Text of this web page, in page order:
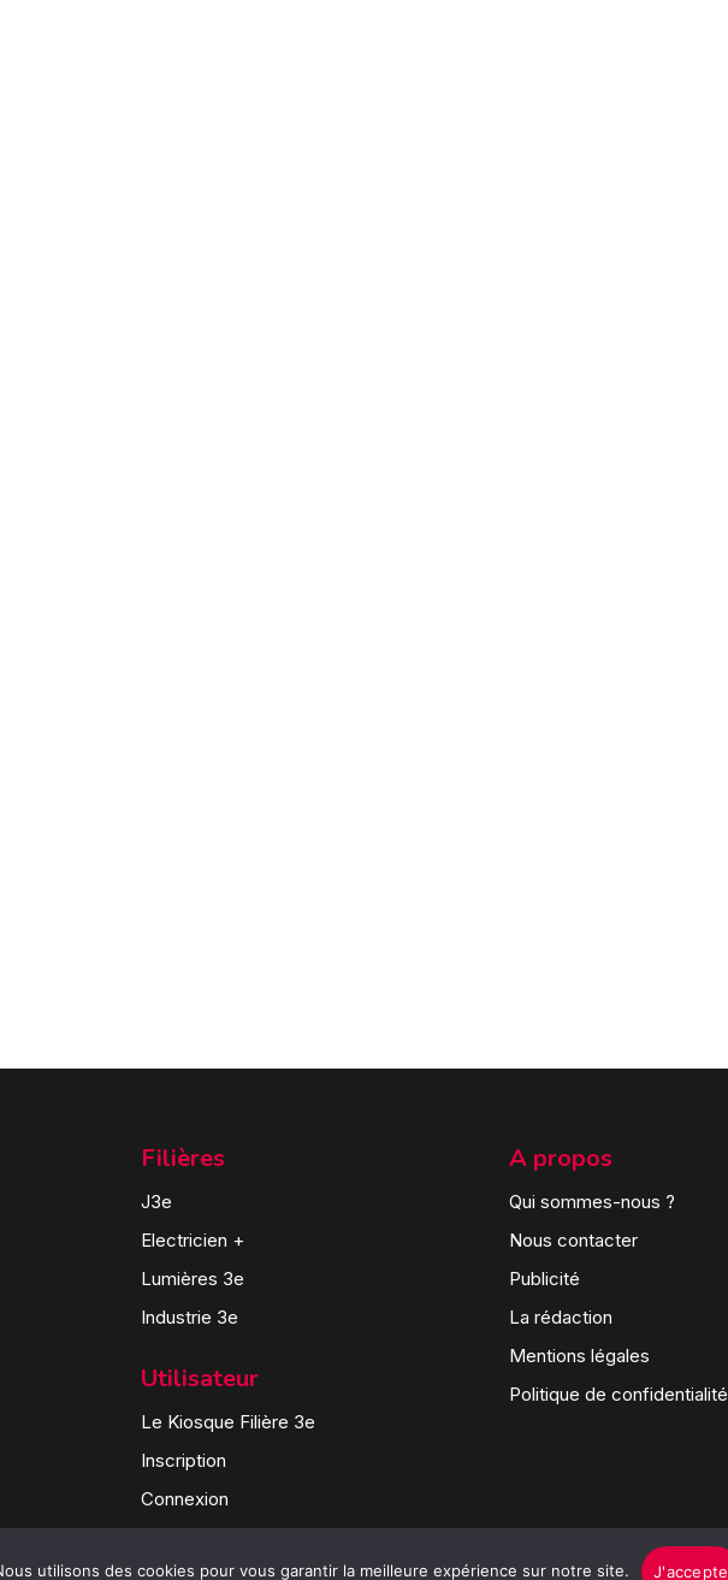
Filières
J3e
Electricien +
Lumières 3e
Industrie 3e
Utilisateur
Le Kiosque Filière 3e
Inscription
Connexion
A propos
Qui sommes-nous ?
Nous contacter
Publicité
La rédaction
Mentions légales
Politique de confidentialité
utilisons des cookies pour vous garantir la meilleure expérience sur notre site. J'accepte